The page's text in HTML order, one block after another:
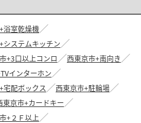
浴室乾燥機
システムキッチン
+3口以上コンロ
西東京市+南向き
インターホン
宅配ボックス
西東京市+駐輪場
東京市+カードキー
+２Ｆ以上